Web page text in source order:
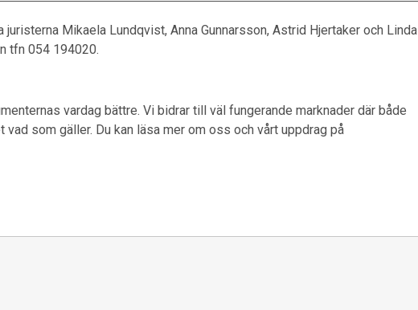
juristerna Mikaela Lundqvist, Anna Gunnarsson, Astrid Hjertaker och Linda
tfn 054 194020.
vardag bättre. Vi bidrar till väl fungerande marknader där både
som gäller. Du kan läsa mer om oss och vårt uppdrag på